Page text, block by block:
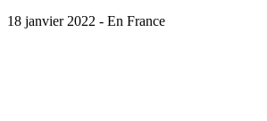
18 janvier 2022 - En France